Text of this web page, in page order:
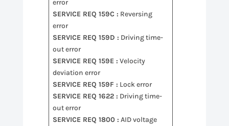
error
SERVICE REQ 159C : Reversing
error
SERVICE REQ 159D : Driving time-
out error
SERVICE REQ 159E : Velocity
deviation error
SERVICE REQ 159F : Lock error
SERVICE REQ 1622 : Driving time-
out error
SERVICE REQ 1800 : AID voltage